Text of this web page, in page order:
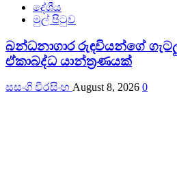
දේශීය
මුල් පිටුව
බන්ධනාගාර රුඳවියන්ගේ
ඒකාබද්ධ යාන්ත්‍රණයක්
සසංගි වීරසිංහ August 8, 2026 0